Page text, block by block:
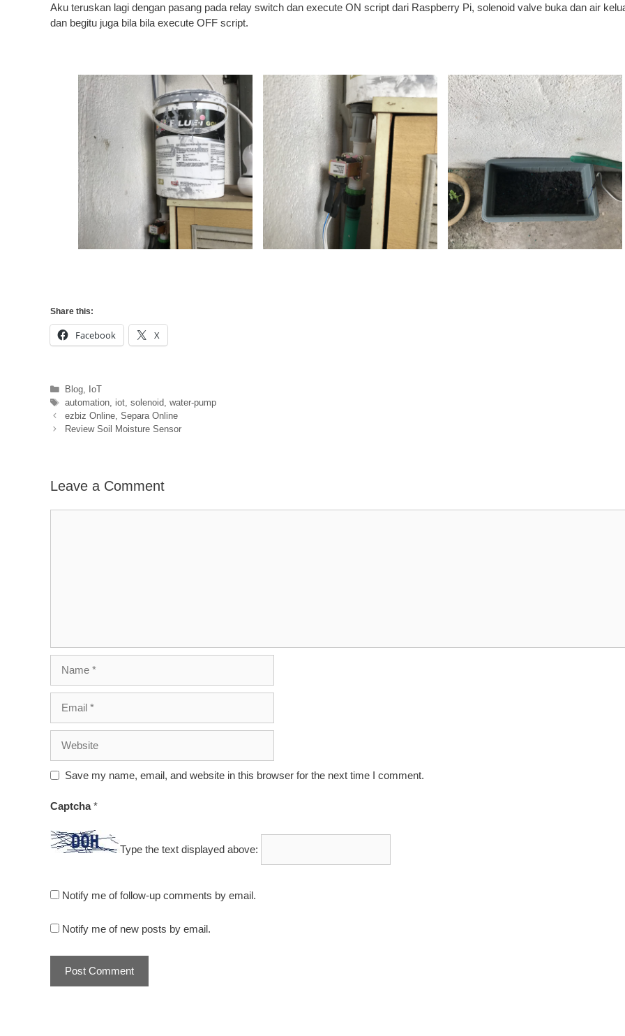
Aku teruskan lagi dengan pasang pada relay switch dan execute ON script dari Raspberry Pi, solenoid valve buka dan air
dan begitu juga bila bila execute OFF script.
Share this:
Facebook X
Categories
Blog,
IoT
Tags
automation, iot, solenoid water-pump
ezbiz Online, Separa Online
Review Soil Moisture Sensor
Leave a Comment
Save my name, email, and website in this browser for the next time I comment.
Captcha*
Type the text displayed above:
Notify me of follow-up comments by email.
Notify me of new posts by email.